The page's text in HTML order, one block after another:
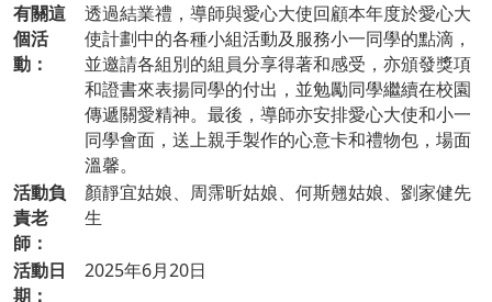
有關這
個活
動：
透過結業禮，導師與愛心大使回顧本年度於愛心大
使計劃中的各種小組活動及服務小一同學的點滴，
並邀請各組別的組員分享得著和感受，亦頒發獎項
和證書來表揚同學的付出，並勉勵同學繼續在校園
傳遞關愛精神。最後，導師亦安排愛心大使和小一
同學會面，送上親手製作的心意卡和禮物包，場面
溫馨。
活動負
責老
師：
顏靜宜姑娘、周霈昕姑娘、何斯翹姑娘、劉家健先
生
活動日
期：
2025年6月20日